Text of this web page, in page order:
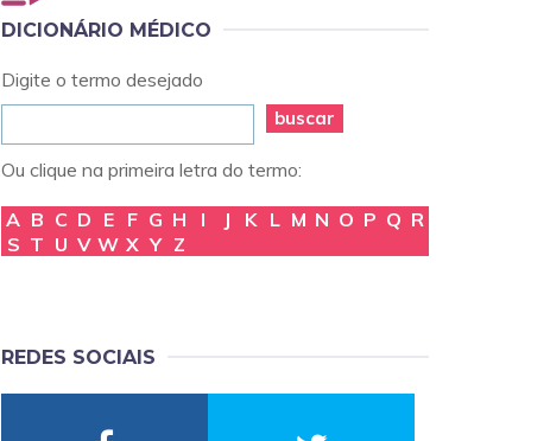
DICIONÁRIO MÉDICO
Digite o termo desejado
buscar
Ou clique na primeira letra do termo:
A B C D E F G H I J K L M N O P Q R
S T U V W X Y Z
REDES SOCIAIS